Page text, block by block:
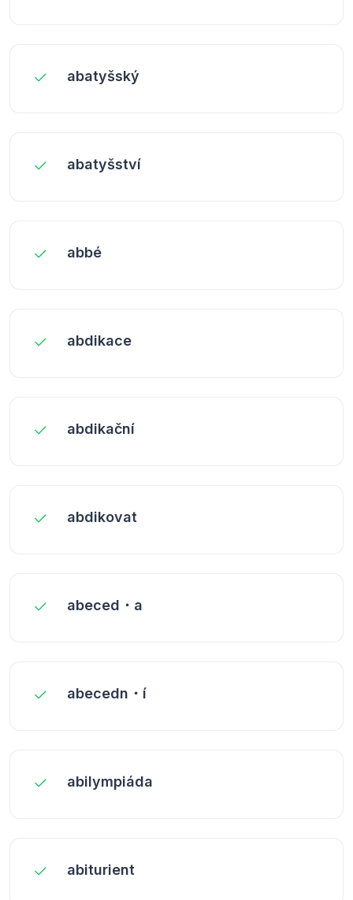
abatyšský
abatyšství
abbé
abdikace
abdikační
abdikovat
abeced・a
abecedn・í
abilympiáda
abiturient